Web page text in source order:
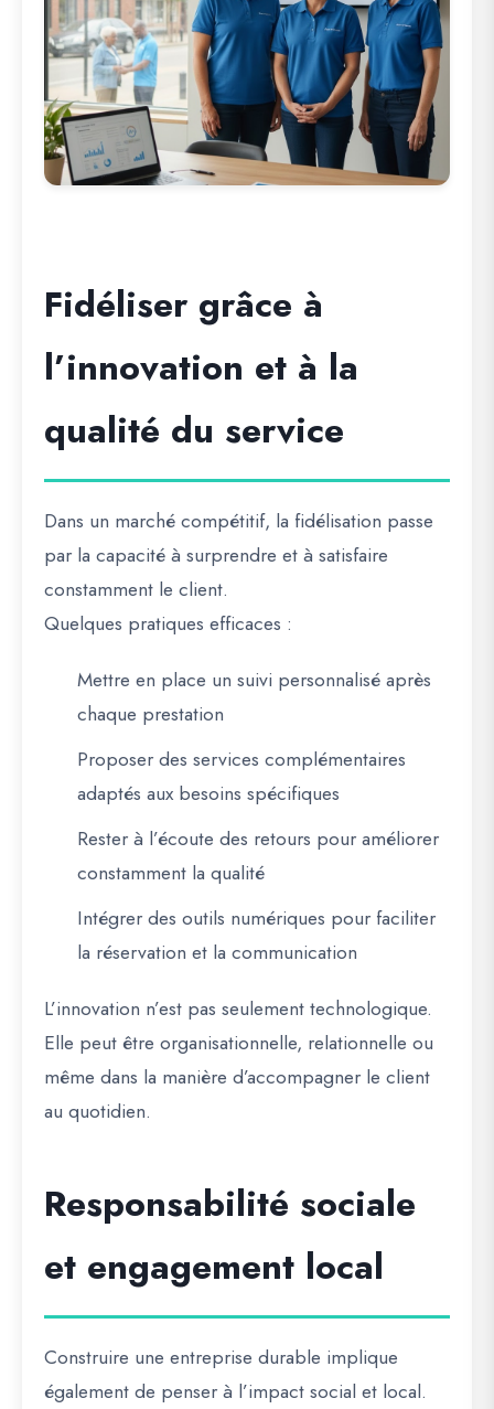
Fidéliser grâce à
l’innovation et à la
qualité du service
Dans un marché compétitif, la fidélisation passe
par la capacité à surprendre et à satisfaire
constamment le client.
Quelques pratiques efficaces :
Mettre en place un suivi personnalisé après
chaque prestation
Proposer des services complémentaires
adaptés aux besoins spécifiques
Rester à l’écoute des retours pour améliorer
constamment la qualité
Intégrer des outils numériques pour faciliter
la réservation et la communication
L’innovation n’est pas seulement technologique.
Elle peut être organisationnelle, relationnelle ou
même dans la manière d’accompagner le client
au quotidien.
Responsabilité sociale
et engagement local
Construire une entreprise durable implique
également de penser à l’impact social et local.